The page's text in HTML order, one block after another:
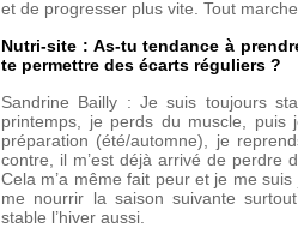
et de progresser plus vite. Tout
Nutri-site : As-tu tendance à
te permettre des écarts réguliers ?
Sandrine Bailly : Je suis toujours
printemps, je perds du muscle,
préparation (été/automne), je
contre, il m’est déjà arrivé de perdre
Cela m’a même fait peur et je me
me nourrir la saison suivante
stable l’hiver aussi.